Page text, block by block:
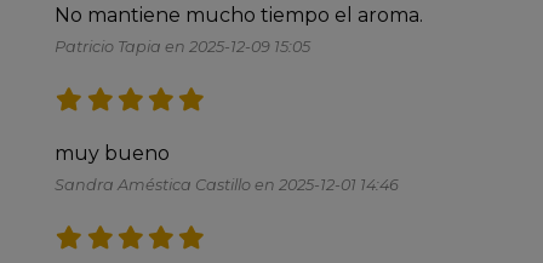
No mantiene mucho tiempo el aroma.
Patricio Tapia en 2025-12-09 15:05
muy bueno
Sandra Améstica Castillo en 2025-12-01 14:46